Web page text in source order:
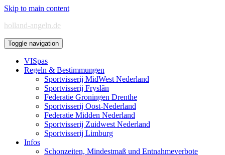
Skip to main content
holland-angeln.de
Toggle navigation
VISpas
Regeln & Bestimmungen
Sportvisserij MidWest Nederland
Sportvisserij Fryslân
Federatie Groningen Drenthe
Sportvisserij Oost-Nederland
Federatie Midden Nederland
Sportvisserij Zuidwest Nederland
Sportvisserij Limburg
Infos
Schonzeiten, Mindestmaß und Entnahmeverbote